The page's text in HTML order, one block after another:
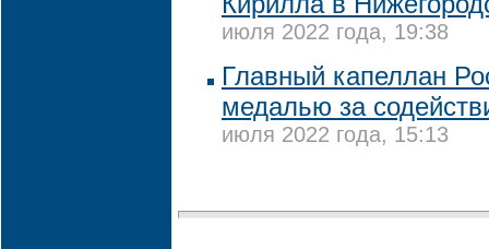
июля 2022 года, 19:38
Главный капеллан
медалью за
июля 2022 года, 15:13